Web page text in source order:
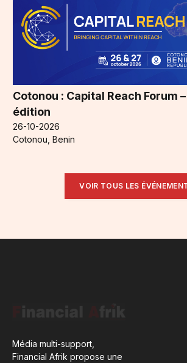
Cotonou : Capital Reach Forum
édition
26-10-2026
Cotonou, Benin
VOIR TOUS LES
Média multi-support,
Financial Afrik propose une